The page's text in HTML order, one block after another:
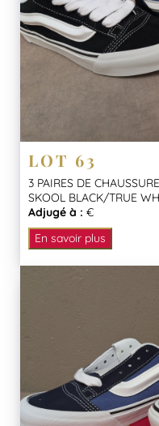
LOT 63
3 PAIRES DE
SKOOL BLACK/TRUE
Adjugé à : €
En savoir plus